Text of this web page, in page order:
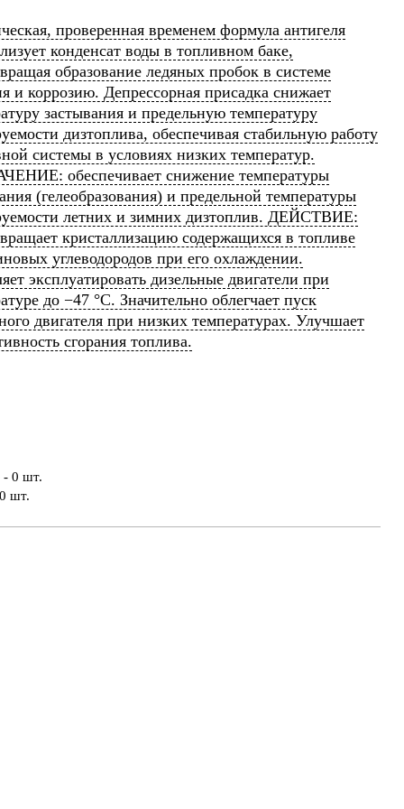
проверенная временем формула антигеля
конденсат воды в топливном баке,
образование ледяных пробок в системе
и коррозию. Депрессорная присадка снижает
застывания и предельную температуру
дизтоплива, обеспечивая стабильную работу
системы в условиях низких температур.
обеспечивает снижение температуры
(гелеобразования) и предельной температуры
летних и зимних дизтоплив. ДЕЙСТВИЕ:
кристаллизацию содержащихся в топливе
углеводородов при его охлаждении.
эксплуатировать дизельные двигатели при
до −47 °С. Значительно облегчает пуск
двигателя при низких температурах. Улучшает
сгорания топлива.
0 шт.
шт.